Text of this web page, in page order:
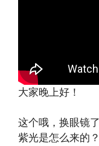
大家晚上好！
这个哦，换眼镜
紫光是怎么来的